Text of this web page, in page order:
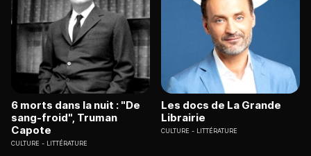
6 morts dans la nuit : "De
sang-froid", Truman
Capote
CULTURE LITTÉRATURE
Les docs de La Grande
Librairie
CULTURE LITTÉRATURE